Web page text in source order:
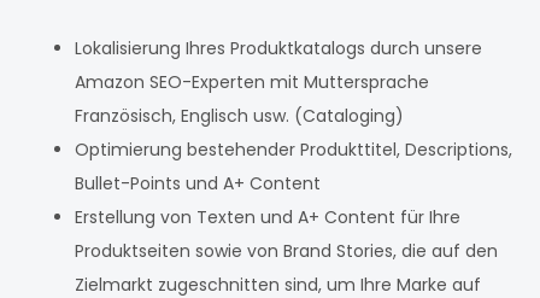
Lokalisierung Ihres Produktkatalogs durch unsere
Amazon SEO-Experten mit Muttersprache
Französisch, Englisch usw. (Cataloging)
Optimierung bestehender Produkttitel, Descriptions,
Bullet-Points und A+ Content
Erstellung von Texten und A+ Content für Ihre
Produktseiten sowie von Brand Stories, die auf den
Zielmarkt zugeschnitten sind, um Ihre Marke auf